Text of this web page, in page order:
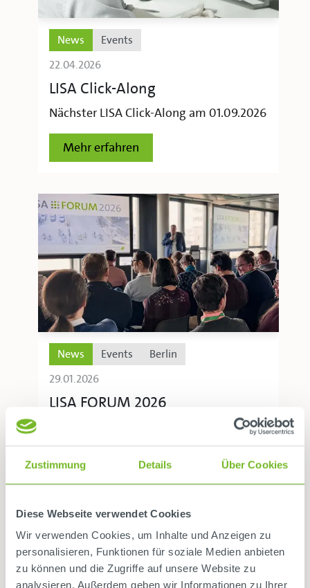
Zustimmung Details Über Cookies
Diese Webseite verwendet Cookies
Wir verwenden Cookies, um Inhalte und Anzeigen zu
personalisieren, Funktionen für soziale Medien anbieten
zu können und die Zugriffe auf unsere Website zu
analysieren. Außerdem geben wir Informationen zu Ihrer
News
Events
22.04.2026
LISA Click-Along
Nächster LISA Click-Along am 01.09.2026
Mehr erfahren
News Events
Berlin
29.01.2026
LISA FORUM 2026
Am 22. und 23. Januar 2026 fand in Berlin
erstmals das zweitägige LISA FORUM
von SCHLOTHAUER & WAUER statt.
Unter dem Leitthema „Gestalte heute
Mehr erfahren